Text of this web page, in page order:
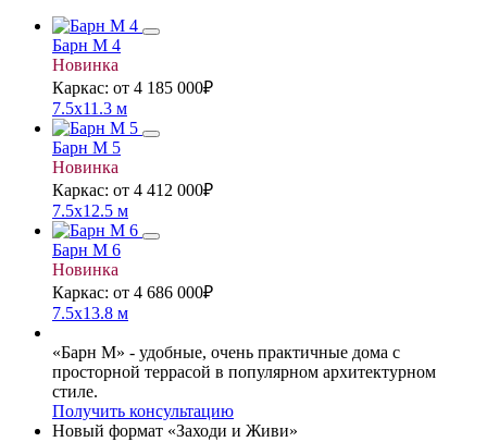
Барн М 4
Новинка
Каркас: от 4 185 000₽
7.5x11.3 м
Барн М 5
Новинка
Каркас: от 4 412 000₽
7.5x12.5 м
Барн М 6
Новинка
Каркас: от 4 686 000₽
7.5x13.8 м
«Барн М» - удобные, очень практичные дома с
просторной террасой в популярном архитектурном
стиле.
Получить консультацию
Новый формат «Заходи и Живи»